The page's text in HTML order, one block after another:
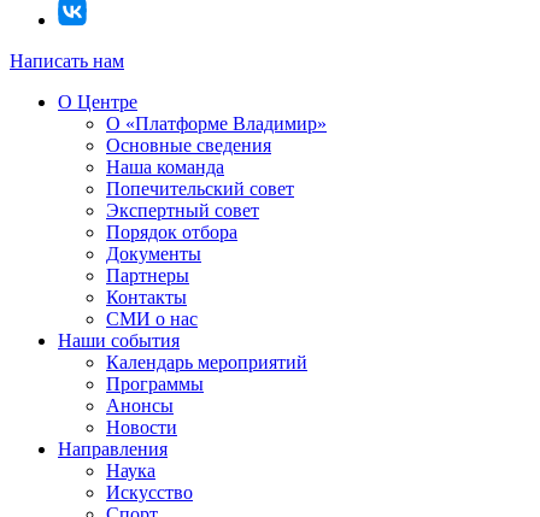
Написать нам
О Центре
О «Платформе Владимир»
Основные сведения
Наша команда
Попечительский совет
Экспертный совет
Порядок отбора
Документы
Партнеры
Контакты
СМИ о нас
Наши события
Календарь мероприятий
Программы
Анонсы
Новости
Направления
Наука
Искусство